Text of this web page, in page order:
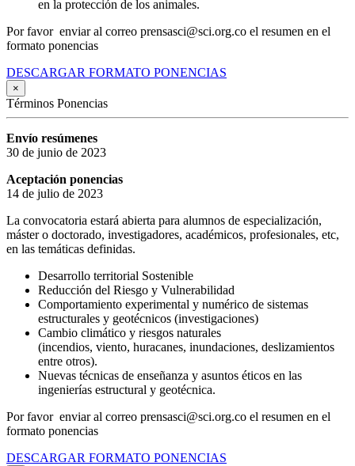
en la protección de los animales.
Por favor enviar al correo prensasci@sci.org.co el resumen en el
formato ponencias
DESCARGAR FORMATO PONENCIAS
×
Términos Ponencias
Envío resúmenes
30 de junio de 2023
Aceptación ponencias
14 de julio de 2023
La convocatoria estará abierta para alumnos de especialización,
máster o doctorado, investigadores, académicos, profesionales, etc,
en las temáticas definidas.
Desarrollo territorial Sostenible
Reducción del Riesgo y Vulnerabilidad
Comportamiento experimental y numérico de sistemas
estructurales y geotécnicos (investigaciones)
Cambio climático y riesgos naturales
(incendios, viento, huracanes, inundaciones, deslizamientos
entre otros).
Nuevas técnicas de enseñanza y asuntos éticos en las
ingenierías estructural y geotécnica.
Por favor enviar al correo prensasci@sci.org.co el resumen en el
formato ponencias
DESCARGAR FORMATO PONENCIAS